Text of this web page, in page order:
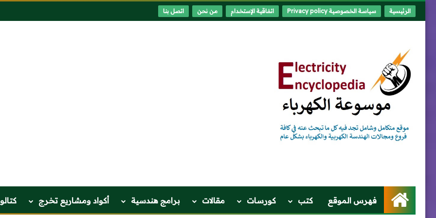
الرئيسية سياسة الخصوصية Privacy policy اتفاقية الإستخدام من نحن اتصل بنا
الرئيسية
فهرس الموقع كتب كورسات مقالات برامج هندسية أكواد ومشاريع تخرج